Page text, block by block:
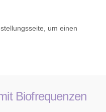
um einen
Biofrequenzen